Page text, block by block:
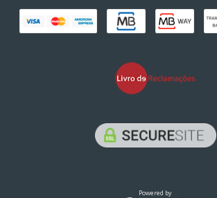
Powered by